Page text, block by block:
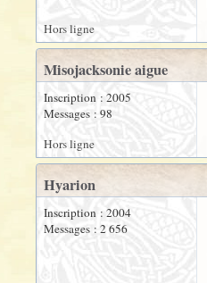
Hors ligne
Misojacksonie aigue
Inscription : 2005
Messages : 98
Hors ligne
Hyarion
Inscription : 2004
Messages : 2 656